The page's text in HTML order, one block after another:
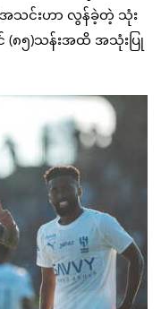
လ်အသင်းဟာ လွန်ခဲ့တဲ့ သုံး
၈၅)သန်းအထိ အသုံးပြု